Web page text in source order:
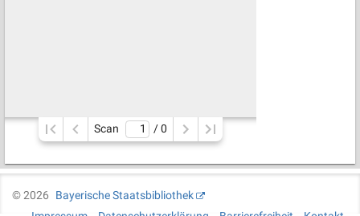
Scan / 0
©2026
Bayerische Staatsbibliothek